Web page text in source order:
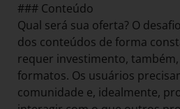
### Conteúdo
Qual será sua oferta? O
dos conteúdos de forma
requer investimento,
formatos. Os usuários
comunidade e, idealmente,